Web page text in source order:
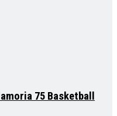
75 Basketball